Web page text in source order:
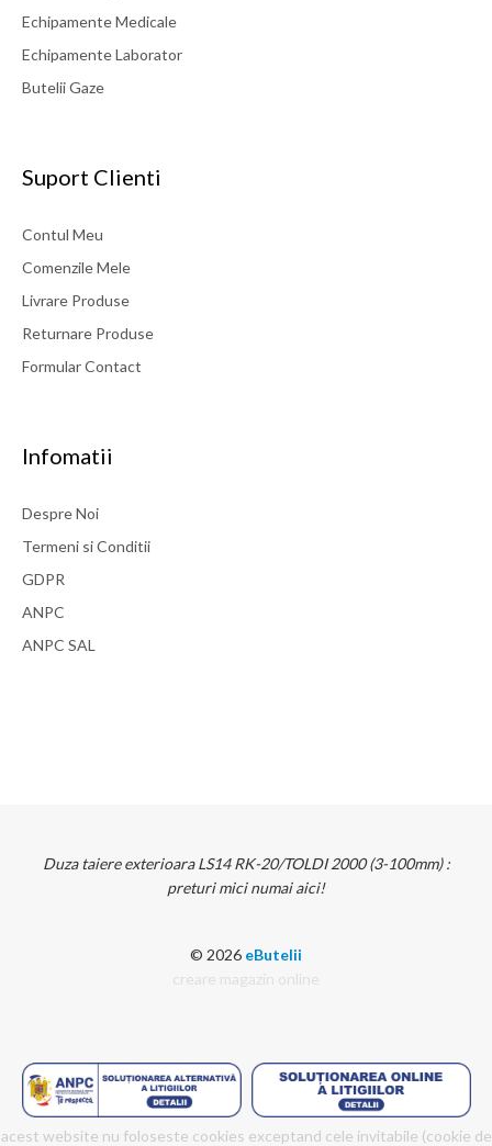
Echipamente Medicale
Echipamente Laborator
Butelii Gaze
Suport Clienti
Contul Meu
Comenzile Mele
Livrare Produse
Returnare Produse
Formular Contact
Infomatii
Despre Noi
Termeni si Conditii
GDPR
ANPC
ANPC SAL
Duza taiere exterioara LS14 RK-20/TOLDI 2000 (3-100mm) :
preturi mici numai aici!
© 2026 eButelii
creare magazin online
acest website nu foloseste cookies exceptand cele invitabile (cookie de